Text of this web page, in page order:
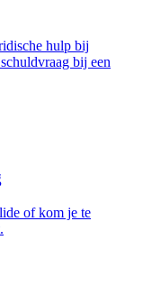
hulp bij
bij een
of kom je te